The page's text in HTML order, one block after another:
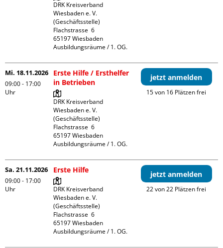
DRK Kreisverband
Wiesbaden e. V.
(Geschäftsstelle)
Flachstrasse  6
65197 Wiesbaden
Ausbildungsräume / 1. OG.
Mi. 18.11.2026
09:00 - 17:00
Uhr
Erste Hilfe / Ersthelfer
in Betrieben
DRK Kreisverband
Wiesbaden e. V.
(Geschäftsstelle)
Flachstrasse  6
65197 Wiesbaden
Ausbildungsräume / 1. OG.
jetzt anmelden
15 von 16 Plätzen frei
Sa. 21.11.2026
09:00 - 17:00
Uhr
Erste Hilfe
DRK Kreisverband
Wiesbaden e. V.
(Geschäftsstelle)
Flachstrasse  6
65197 Wiesbaden
Ausbildungsräume / 1. OG.
jetzt anmelden
22 von 22 Plätzen frei